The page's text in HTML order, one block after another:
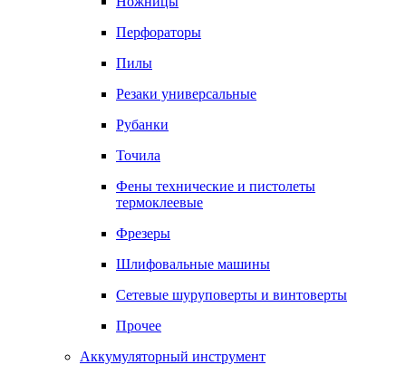
Перфораторы
Пилы
Резаки универсальные
Рубанки
Точила
Фены технические и пистолеты
термоклеевые
Фрезеры
Шлифовальные машины
Сетевые шуруповерты и винтоверты
Прочее
Аккумуляторный инструмент